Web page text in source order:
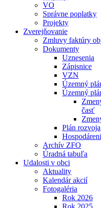
VO
Správne poplatky
Projekty
Zverejňovanie
Zmluvy faktúry
Dokumenty
Uznesenia
Zápisnice
VZN
Územný
Územný
časť
Plán rozvoja
Archív ZFO
Úradná tabuľa
Udalosti v obci
Aktuality
Kalendár akcií
Fotogaléria
Rok 2026
Rok 2025